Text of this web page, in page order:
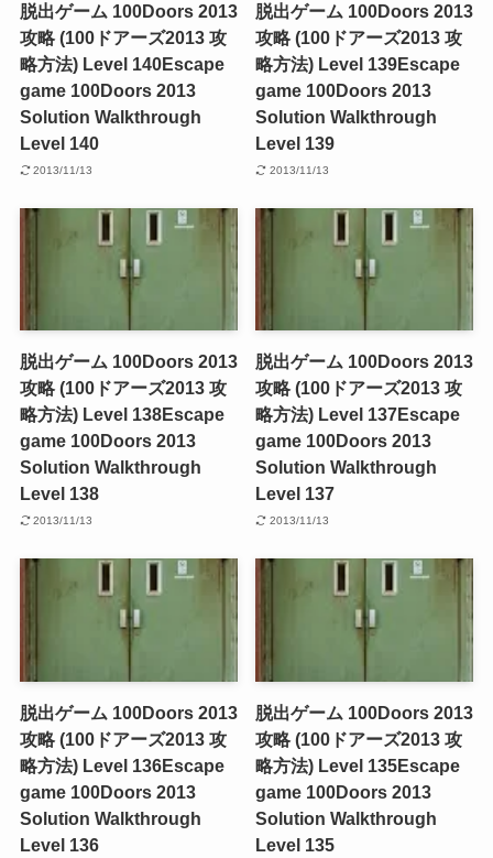
脱出ゲーム 100Doors 2013
攻略 (100ドアーズ2013 攻
略方法) Level 140Escape
game 100Doors 2013
Solution Walkthrough
Level 140
2013/11/13
脱出ゲーム 100Doors 2013
攻略 (100ドアーズ2013 攻
略方法) Level 139Escape
game 100Doors 2013
Solution Walkthrough
Level 139
2013/11/13
脱出ゲーム 100Doors 2013
攻略 (100ドアーズ2013 攻
略方法) Level 138Escape
game 100Doors 2013
Solution Walkthrough
Level 138
2013/11/13
脱出ゲーム 100Doors 2013
攻略 (100ドアーズ2013 攻
略方法) Level 137Escape
game 100Doors 2013
Solution Walkthrough
Level 137
2013/11/13
脱出ゲーム 100Doors 2013
攻略 (100ドアーズ2013 攻
略方法) Level 136Escape
game 100Doors 2013
Solution Walkthrough
Level 136
脱出ゲーム 100Doors 2013
攻略 (100ドアーズ2013 攻
略方法) Level 135Escape
game 100Doors 2013
Solution Walkthrough
Level 135